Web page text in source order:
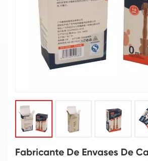
Fabricante De Envases De